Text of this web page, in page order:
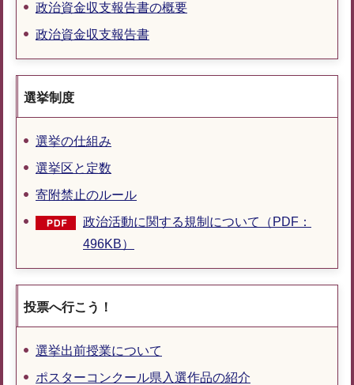
政治資金収支報告書の概要
政治資金収支報告書
選挙制度
選挙の仕組み
選挙区と定数
寄附禁止のルール
政治活動に関する規制について（PDF：
496KB）
投票へ行こう！
選挙出前授業について
ポスターコンクール県入選作品の紹介